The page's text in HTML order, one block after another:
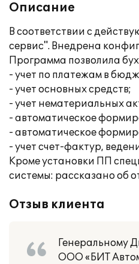
Описание
В соответствии с
сервис". Внедрена
Программа позволила
- учет по платежам в
- учет основных средств;
- учет нематериальных
- автоматическое
- автоматическое
- учет счет-фактур,
Кроме установки ПП
системы: рассказано об
Отзыв клиента
Генеральному
ООО «БИТ